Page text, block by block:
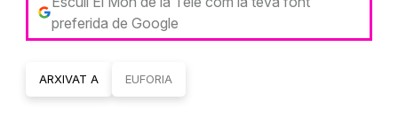
preferida de Google
ARXIVAT A EUFORIA